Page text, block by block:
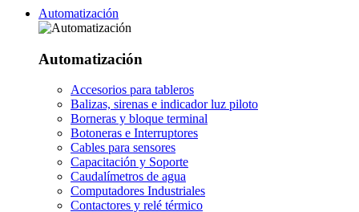
Automatización
Automatización
Accesorios para tableros
Balizas, sirenas e indicador luz piloto
Borneras y bloque terminal
Botoneras e Interruptores
Cables para sensores
Capacitación y Soporte
Caudalímetros de agua
Computadores Industriales
Contactores y relé térmico